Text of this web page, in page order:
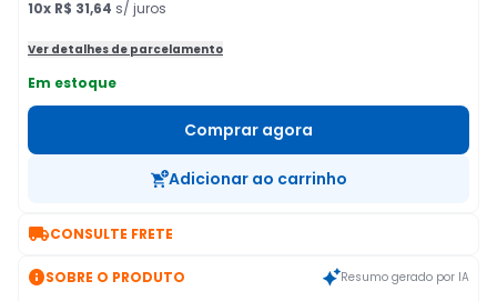
10x R$ 31,64 s/ juros
Ver detalhes de parcelamento
Em estoque
Comprar agora
Adicionar ao carrinho
CONSULTE FRETE
SOBRE O PRODUTO Resumo gerado por IA